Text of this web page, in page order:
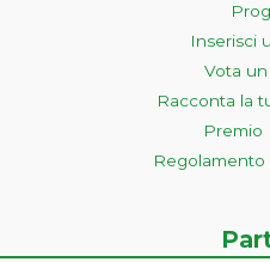
Inserisci
Vota
Racconta la
Premio